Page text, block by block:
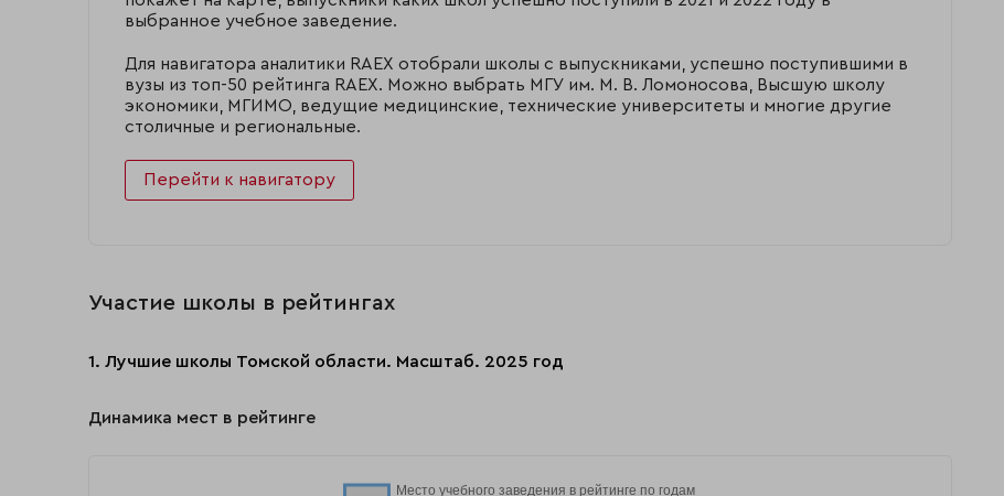
выбранное учебное заведение.
Для навигатора аналитики RAEX отобрали школы с выпускниками, успешно поступившими в
вузы из топ-50 рейтинга RAEX. Можно выбрать МГУ им. М. В. Ломоносова, Высшую школу
экономики, МГИМО, ведущие медицинские, технические университеты и многие другие
столичные и региональные.
Перейти к навигатору
Участие школы в рейтингах
1. Лучшие школы Томской области. Масштаб. 2025 год
Динамика мест в рейтинге